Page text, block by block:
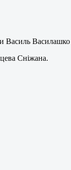
Василь Василашко
Сніжана.